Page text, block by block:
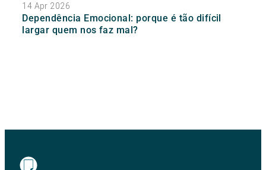
14 Apr 2026
Dependência Emocional: porque é tão difícil
largar quem nos faz mal?